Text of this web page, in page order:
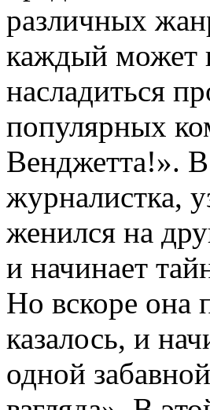
различных
каждый может
насладиться
популярных
Венджетта!». В
журналистка,
женился на
и начинает
Но вскоре она
казалось, и
одной